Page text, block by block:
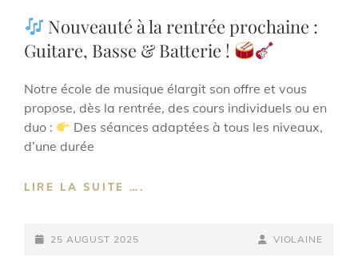
Nouveauté à la rentrée prochaine :
Guitare, Basse & Batterie !
Notre école de musique élargit son offre et vous
propose, dès la rentrée, des cours individuels ou en
duo :
Des séances adaptées à tous les niveaux,
d’une durée
LIRE LA SUITE ….
POSTED-
25 AUGUST 2025
BY
BYLINE
VIOLAINE